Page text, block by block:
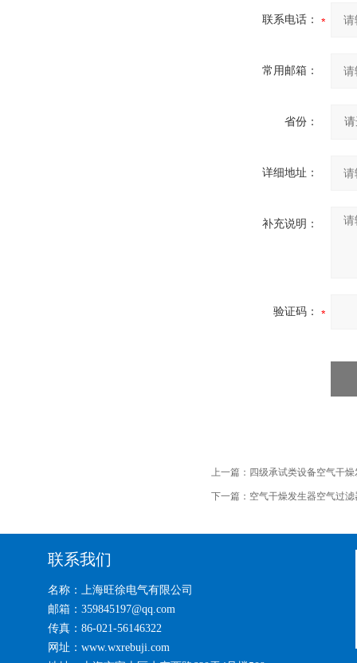
联系电话：
常用邮箱：
省份：
详细地址：
补充说明：
验证码：
上一篇： 四级承试类设备空气干
下一篇： 空气干燥发生器空气过滤
联系我们
名称：上海旺徐电气有限公司
邮箱：359845197@qq.com
传真：86-021-56146322
网址：www.wxrebuji.com